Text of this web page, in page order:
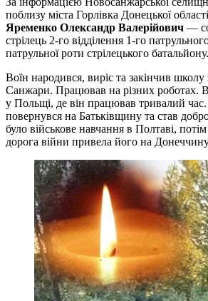
поблизу міста Горлівка Донецької
Яременко Олександр Валерійович —
стрілець 2-го відділення 1-го
патрульної роти стрілецького батальйону.
Воїн народився, виріс та закінчив
Санжари. Працював на різних роботах.
у Польщі, де він працював тривалий
повернувся на Батьківщину та став
було військове навчання в Полтаві,
дорога війни привела його на